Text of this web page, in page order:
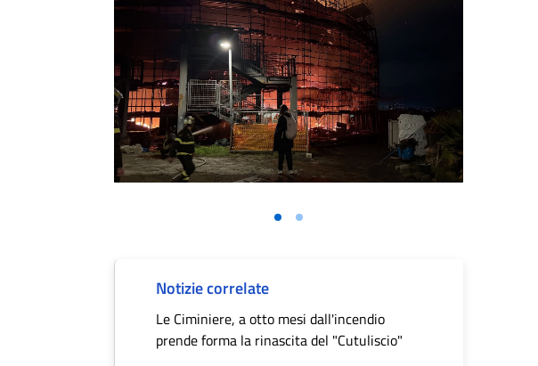
Notizie correlate
Le Ciminiere, a otto mesi dall'incendio
prende forma la rinascita del "Cutuliscio"